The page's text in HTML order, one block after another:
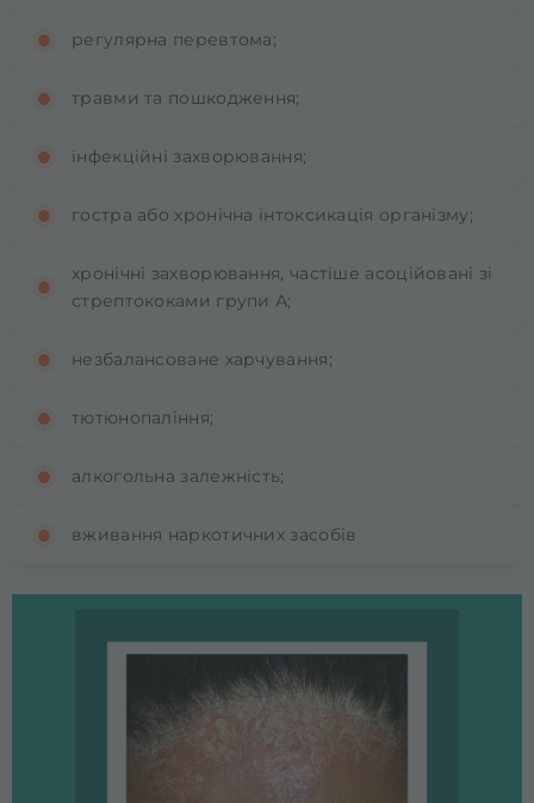
регулярна перевтома;
травми та пошкодження;
інфекційні захворювання;
гостра або хронічна інтоксикація організму;
хронічні захворювання, частіше асоційовані зі
стрептококами групи А;
незбалансоване харчування;
тютюнопаління;
алкогольна залежність;
вживання наркотичних засобів